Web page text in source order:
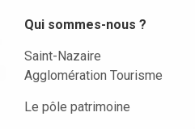
Qui sommes-nous ?
Saint-Nazaire
Agglomération Tourisme
Le pôle patrimoine